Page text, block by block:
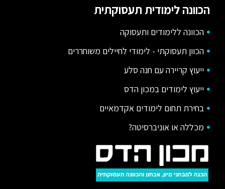
הכוונה לימודית תעסוקתית
הכוונה ללימודים ותעסוקה
הכוון תעסוקתי - לימודי לחיילים משוחררים
ייעוץ קריירה עם חנה סלע
ייעוץ לימודים במכון הדס
בחירת תחום לימודים אקדמאיים
מכללה או אוניברסיטה?